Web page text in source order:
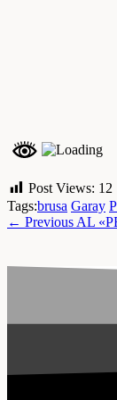
Post Views: 12
Tags:brusa Garay
← Previous AL